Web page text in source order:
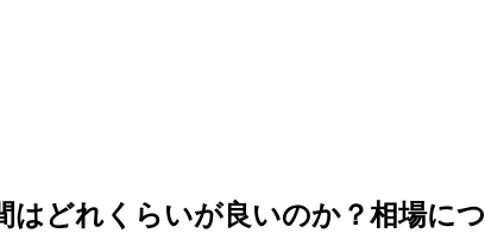
はどれくらいが良いのか？相場につ